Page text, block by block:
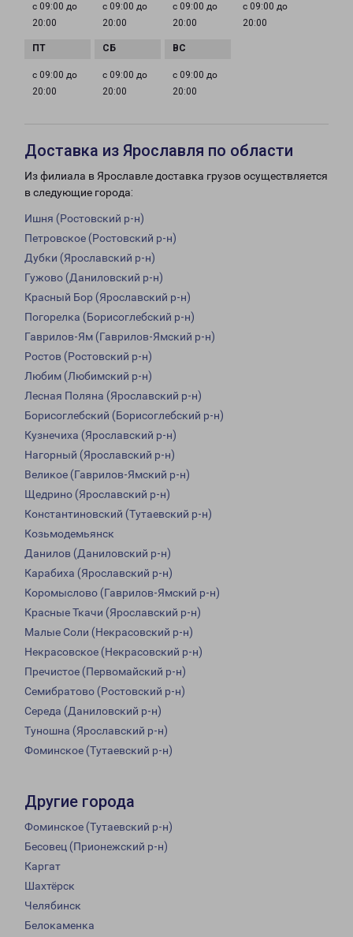
с 09:00 до
20:00
с 09:00 до
20:00
с 09:00 до
20:00
с 09:00 до
20:00
с 09:00 до
20:00
с 09:00 до
20:00
с 09:00 до
20:00
Доставка из Ярославля по области
Из филиала в Ярославле доставка грузов осуществляется
в следующие города:
Ишня (Ростовский р-н)
Петровское (Ростовский р-н)
Дубки (Ярославский р-н)
Гужово (Даниловский р-н)
Красный Бор (Ярославский р-н)
Погорелка (Борисоглебский р-н)
Гаврилов-Ям (Гаврилов-Ямский р-н)
Ростов (Ростовский р-н)
Любим (Любимский р-н)
Лесная Поляна (Ярославский р-н)
Борисоглебский (Борисоглебский р-н)
Кузнечиха (Ярославский р-н)
Нагорный (Ярославский р-н)
Великое (Гаврилов-Ямский р-н)
Щедрино (Ярославский р-н)
Константиновский (Тутаевский р-н)
Козьмодемьянск
Данилов (Даниловский р-н)
Карабиха (Ярославский р-н)
Коромыслово (Гаврилов-Ямский р-н)
Красные Ткачи (Ярославский р-н)
Малые Соли (Некрасовский р-н)
Некрасовское (Некрасовский р-н)
Пречистое (Первомайский р-н)
Семибратово (Ростовский р-н)
Середа (Даниловский р-н)
Туношна (Ярославский р-н)
Фоминское (Тутаевский р-н)
Другие города
Фоминское (Тутаевский р-н)
Бесовец (Прионежский р-н)
Каргат
Шахтёрск
Челябинск
Белокаменка